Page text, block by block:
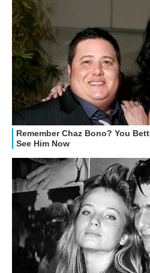
RECENSIONI